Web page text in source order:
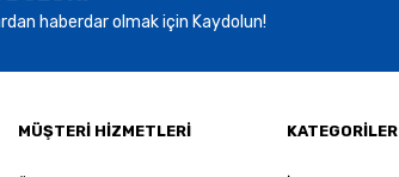
haberdar olmak için Kaydolun!
MÜŞTERİ HİZMETLERİ KATEGORİLER